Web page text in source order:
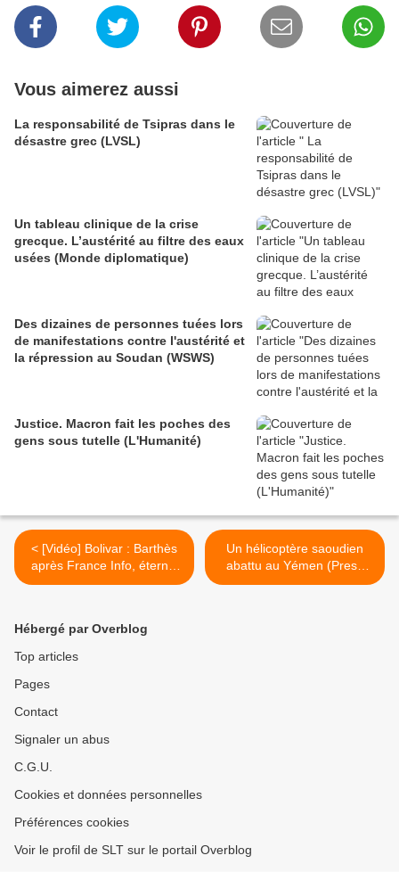
Vous aimerez aussi
La responsabilité de Tsipras dans le
désastre grec (LVSL)
Un tableau clinique de la crise
grecque. L’austérité au filtre des eaux
usées (Monde diplomatique)
Des dizaines de personnes tuées lors
de manifestations contre l'austérité et
la répression au Soudan (WSWS)
Justice. Macron fait les poches des
gens sous tutelle (L'Humanité)
< [Vidéo] Bolivar : Barthès
après France Info, éternel
retour d'une video tronquée
Un hélicoptère saoudien
abattu au Yémen (Press
TV) >
Hébergé par Overblog
Top articles
Pages
Contact
Signaler un abus
C.G.U.
Cookies et données personnelles
Préférences cookies
Voir le profil de SLT sur le portail Overblog